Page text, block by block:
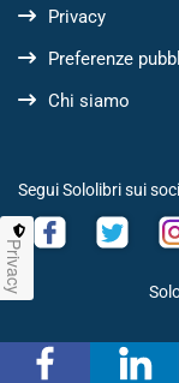
Privacy
Preferenze
Chi siamo
Segui Sololibri sui
Privacy